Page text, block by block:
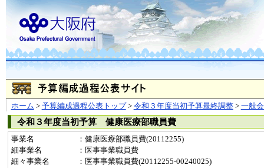
ホーム > 予算編成過程公表トップ> 令和３年度当初予算最終調整> 一般
令和３年度当初予算 健康医療部職員費
事業名
：健康医療部職員費(20112255)
細事業名
：医事事業職員費
細々事業名
：医事事業職員費(20112255-00240025)